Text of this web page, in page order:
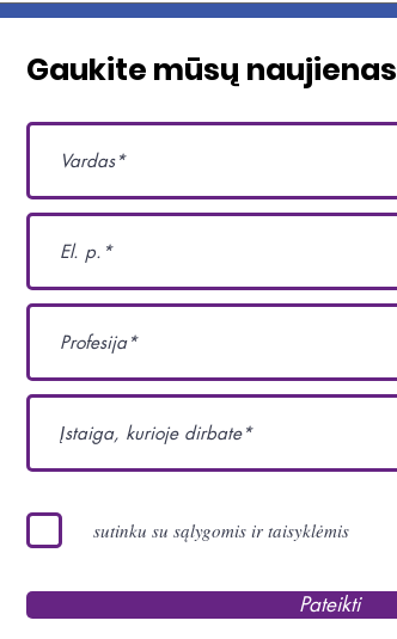
Gaukite mūsų naujienas
sutinku su sąlygomis ir taisyklėmis
Pateikti